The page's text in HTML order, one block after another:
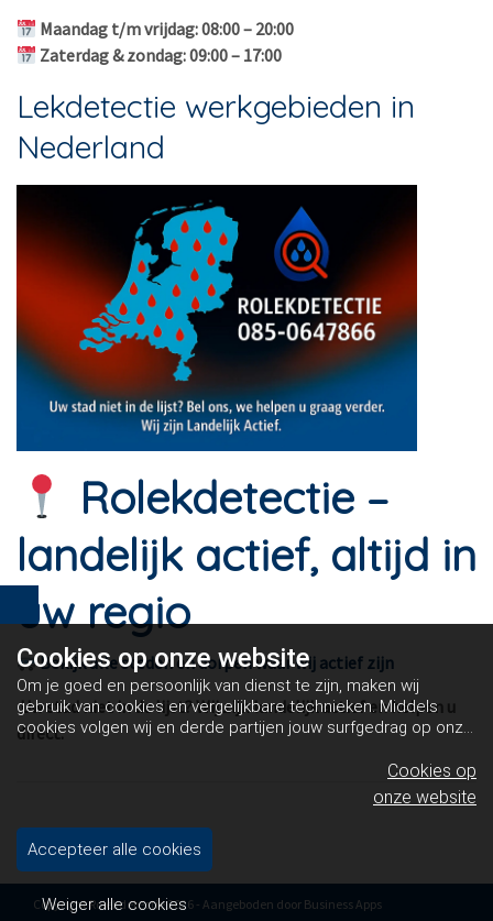
Maandag t/m vrijdag: 08:00 – 20:00
Zaterdag & zondag: 09:00 – 17:00
Lekdetectie werkgebieden in
Nederland
Rolekdetectie –
landelijk actief, altijd in
uw regio
Bekijk alle steden en dorpen waar wij actief zijn
Uw stad niet in de lijst? Wij zijn landelijk actief en helpen u
direct.
Copyright Rolekdetectie 2026 - Aangeboden door Business Apps
Cookies oponze website
Om je goed en persoonlijk van dienst te zijn, maken wij
gebruik van cookies en vergelijkbare technieken. Middels
cookies volgen wij en derde partijen jouw surfgedrag op onze
en dit maakt het voor jou mogelijk om informatie te delen via
Cookies op
onze website
Accepteer alle cookies
Weiger alle cookies